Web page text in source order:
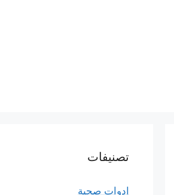
تصنيفات
ادوات صحية